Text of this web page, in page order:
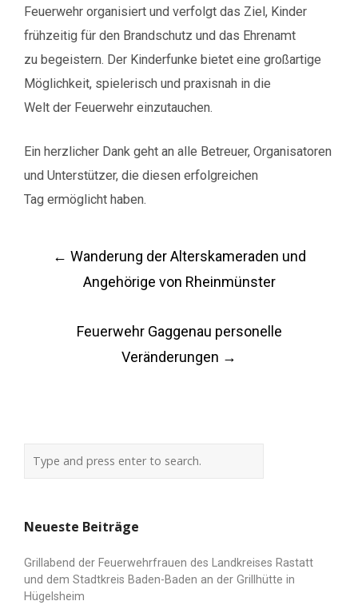
Feuerwehr organisiert und verfolgt das Ziel, Kinder
frühzeitig für den Brandschutz und das Ehrenamt
zu begeistern. Der Kinderfunke bietet eine großartige
Möglichkeit, spielerisch und praxisnah in die
Welt der Feuerwehr einzutauchen.
Ein herzlicher Dank geht an alle Betreuer, Organisatoren
und Unterstützer, die diesen erfolgreichen
Tag ermöglicht haben.
Post
navigation
← Wanderung der Alterskameraden und
Angehörige von Rheinmünster
Feuerwehr Gaggenau personelle
Veränderungen →
Neueste Beiträge
Grillabend der Feuerwehrfrauen des Landkreises Rastatt
und dem Stadtkreis Baden-Baden an der Grillhütte in
Hügelsheim